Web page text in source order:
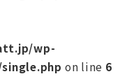
wp-
on line 6